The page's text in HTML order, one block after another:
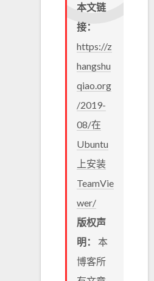
本文链
接：
https://z
hangshu
qiao.org
/2019-
08/在
Ubuntu
上安装
TeamVie
wer/
版权声
明： 本
博客所